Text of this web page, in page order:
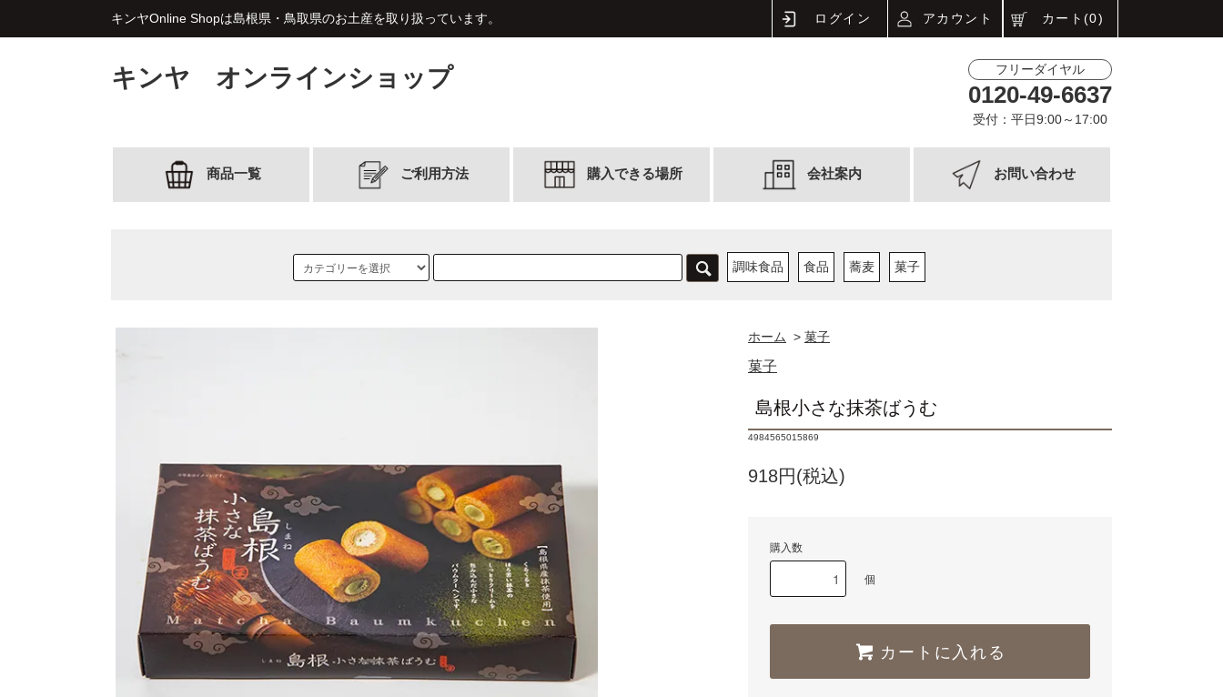
キンヤOnline Shopは島根県・鳥取県のお土産を取り扱っています。 ログイン アカウント カート(0)
キンヤ オンラインショップ フリーダイヤル
0120-49-6637
受付：平日9:00～17:00
商品一覧 ご利用方法 購入できる場所 会社案内 お問い合わせ
調味食品 食品 蕎麦 菓子
ホーム > 菓子
菓子
島根小さな抹茶ばうむ
4984565015869
918円(税込)
購入数
個
カートに入れる